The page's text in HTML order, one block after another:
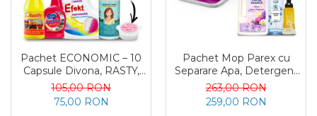
Pachet ECONOMIC – 10
Capsule Divona, RASTY,
ACEPRIN, Efekt, Secretul
Deliei + Sare Inalbire
GRATIS
105,00 RON
75,00 RON
Pachet Mop Parex cu
Separare Apa, Detergent
Pardoseli, Odorizant
Camera si Sapun Spuma
263,00 RON
259,00 RON